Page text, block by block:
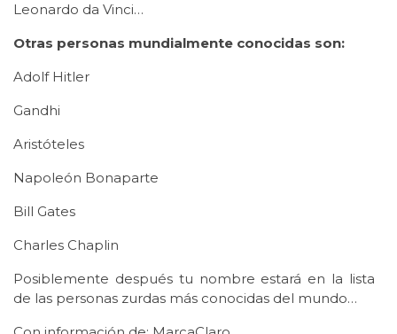
Leonardo da Vinci…
Otras personas mundialmente conocidas son:
Adolf Hitler
Gandhi
Aristóteles
Napoleón Bonaparte
Bill Gates
Charles Chaplin
Posiblemente después tu nombre estará en la lista
de las personas zurdas más conocidas del mundo…